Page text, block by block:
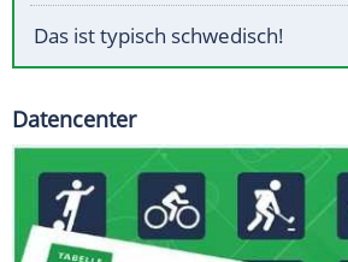
Das ist typisch schwedisch!
Datencenter